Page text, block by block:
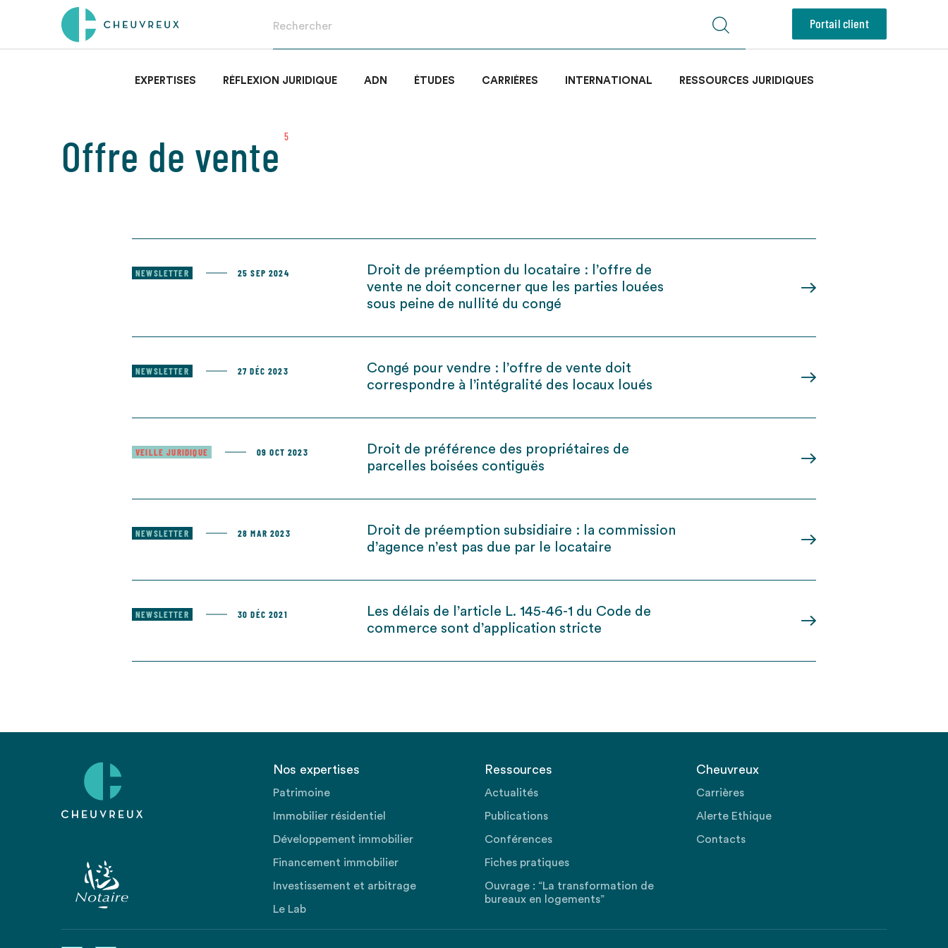
Portail client
EXPERTISES RÉFLEXION JURIDIQUE ADN ÉTUDES CARRIÈRES INTERNATIONAL RESSOURCES JURIDIQUES
Offre de vente 5
NEWSLETTER 25 SEP 2024
Droit de préemption du locataire : l’offre de
vente ne doit concerner que les parties louées
sous peine de nullité du congé
NEWSLETTER 27 DÉC 2023
Congé pour vendre : l’offre de vente doit
correspondre à l’intégralité des locaux loués
VEILLE JURIDIQUE 09 OCT 2023
Droit de préférence des propriétaires de
parcelles boisées contiguës
NEWSLETTER 28 MAR 2023
Droit de préemption subsidiaire : la commission
d’agence n’est pas due par le locataire
NEWSLETTER 30 DÉC 2021
Les délais de l’article L. 145-46-1 du Code de
commerce sont d’application stricte
Nos expertises
Patrimoine
Immobilier résidentiel
Développement immobilier
Financement immobilier
Investissement et arbitrage
Le Lab
Ressources
Actualités
Publications
Conférences
Fiches pratiques
Ouvrage : “La transformation de
bureaux en logements”
Cheuvreux
Carrières
Alerte Ethique
Contacts